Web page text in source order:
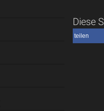
Diese
teilen